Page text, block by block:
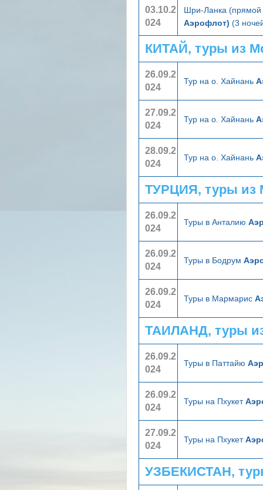
03.10.2
024
Шри-Ланка (прямой
Аэрофлот) (3
КИТАЙ, туры из
26.09.2
024
Тур на о. Хайнань
27.09.2
024
Тур на о. Хайнань
28.09.2
024
Тур на о. Хайнань
ТУРЦИЯ, туры из
26.09.2
024
Туры в Анталию
26.09.2
024
Туры в Бодрум
26.09.2
024
Туры в Мармарис
ТАИЛАНД, туры
26.09.2
024
Туры в Паттайю
26.09.2
024
Туры на Пхукет
27.09.2
024
Туры на Пхукет
УЗБЕКИСТАН,